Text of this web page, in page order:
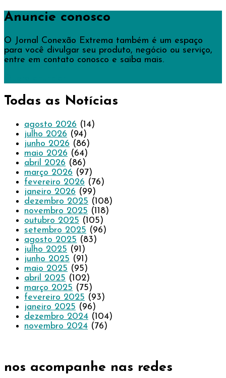
Anuncie conosco
O Jornal Conexão Extrema também é um espaço
para você divulgar seu produto, negócio ou serviço,
entre em contato conosco e saiba mais.
Todas as Notícias
agosto 2026 (14)
julho 2026 (94)
junho 2026 (86)
maio 2026 (64)
abril 2026 (86)
março 2026 (97)
fevereiro 2026 (76)
janeiro 2026 (99)
dezembro 2025 (108)
novembro 2025 (118)
outubro 2025 (105)
setembro 2025 (96)
agosto 2025 (83)
julho 2025 (91)
junho 2025 (91)
maio 2025 (95)
abril 2025 (102)
março 2025 (75)
fevereiro 2025 (93)
janeiro 2025 (96)
dezembro 2024 (104)
novembro 2024 (76)
nos acompanhe nas redes